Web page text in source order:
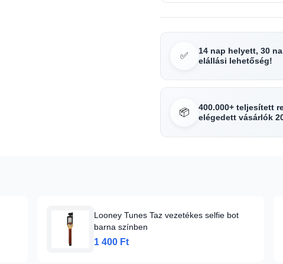
✅
14 nap helyett, 30
elállási lehetőség!
📦
400.000+ teljesített
elégedett vásárlók
Looney Tunes Taz vezetékes selfie bot
barna színben
1 400 Ft